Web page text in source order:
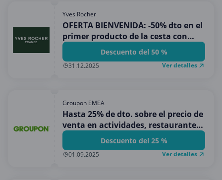
Yves Rocher
OFERTA BIENVENIDA: -50% dto en el
primer producto de la cesta con
compras superiores a 15€
Descuento del 50 %
31.12.2025 Ver detalles
Groupon EMEA
Hasta 25% de dto. sobre el precio de
venta en actividades, restaurantes,
belleza y m�sDescuento del 25 %
01.09.2025 Ver detalles